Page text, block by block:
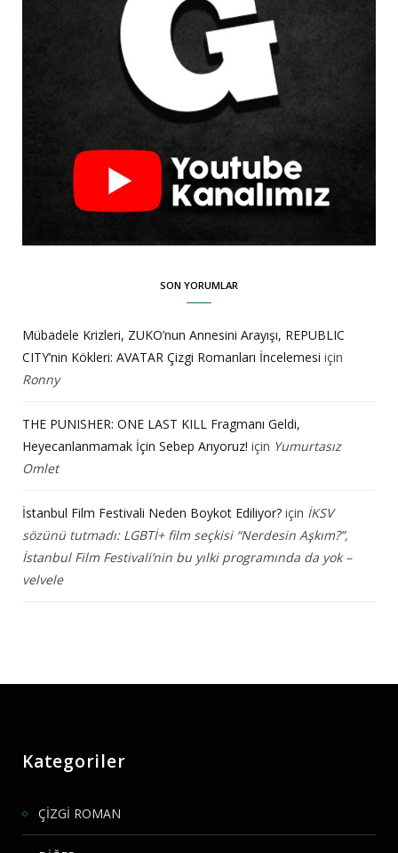
SON YORUMLAR
Mübadele Krizleri, ZUKO’nun Annesini Arayışı, REPUBLIC
CITY’nin Kökleri: AVATAR Çizgi Romanları İncelemesi için
Ronny
THE PUNISHER: ONE LAST KILL Fragmanı Geldi,
Heyecanlanmamak İçin Sebep Arıyoruz! için Yumurtasız
Omlet
İstanbul Film Festivali Neden Boykot Ediliyor? için İKSV
sözünü tutmadı: LGBTİ+ film seçkisi “Nerdesin Aşkım?”,
İstanbul Film Festivali’nin bu yılki programında da yok –
velvele
Kategoriler
ÇİZGİ ROMAN